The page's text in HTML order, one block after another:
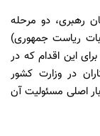
۵ انتخابات (خبرگان رهبری، دو مرحله
ریاست جمهوری)
این اقدام که در
در وزارت کشور
اصلی مسئولیت آن